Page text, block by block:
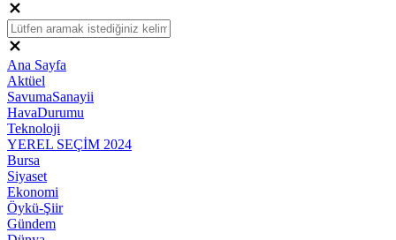
Ana Sayfa
Aktüel
SavumaSanayii
HavaDurumu
Teknoloji
YEREL SEÇİM 2024
Bursa
Siyaset
Ekonomi
Öykü-Şiir
Gündem